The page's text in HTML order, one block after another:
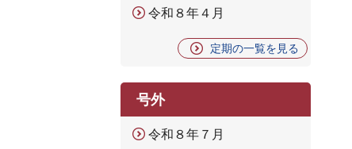
令和８年４月
定期の一覧を見る
号外
令和８年７月